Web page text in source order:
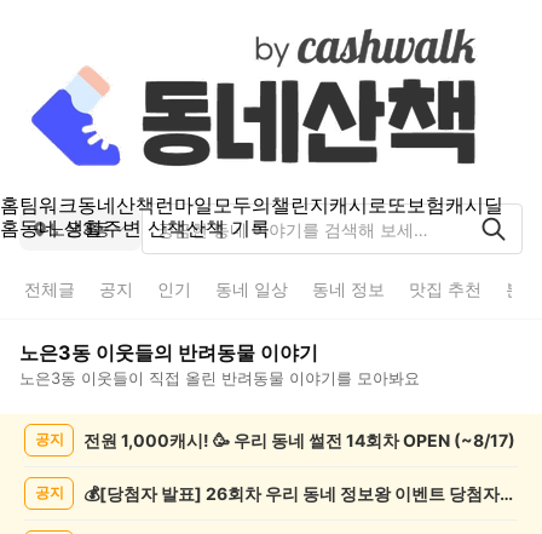
홈팀워크동네산책런마일모두의챌린지캐시로또보험캐시딜
홈동네 생활주변 산책산책 기록
노은3동
전체글 공지 인기 동네 일상 동네 정보 맛집 추천 분
노은3동 이웃들의 반려동물 이야기
노은3동 이웃들이 직접 올린 반려동물 이야기를 모아봐요
공지 전원 1,000캐시! 🥳 우리 동네 썰전 14회차 OPEN (~8/17)
공지 💰[당첨자 발표] 26회차 우리 동네 정보왕 이벤트 당첨자를 발표합니다!